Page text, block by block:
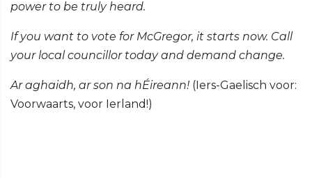
power to be truly heard.
If you want to vote for McGregor, it starts now. Call
your local councillor today and demand change.
Ar aghaidh, ar son na hÉireann! (Iers-Gaelisch voor:
Voorwaarts, voor Ierland!)